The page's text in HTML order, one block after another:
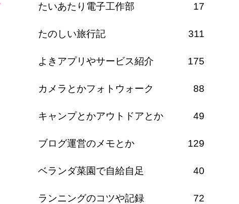
たいあたり電子工作部 17
たのしい旅行記 311
よきアプリやサービス紹介 175
カメラとかフォトウォーク 88
キャンプとかアウトドアとか 49
ブログ運営のメモとか 129
ベランダ菜園で自給自足 40
ランニングのコツや記録 72